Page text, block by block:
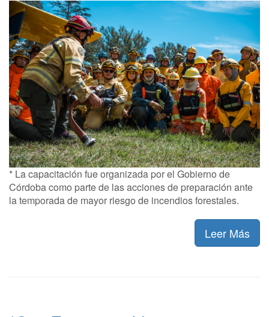
* La capacitación fue organizada por el Gobierno de
Córdoba como parte de las acciones de preparación ante
la temporada de mayor riesgo de incendios forestales.
Leer Más